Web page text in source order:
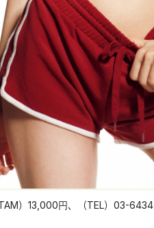
）13,000円、（TEL）03-